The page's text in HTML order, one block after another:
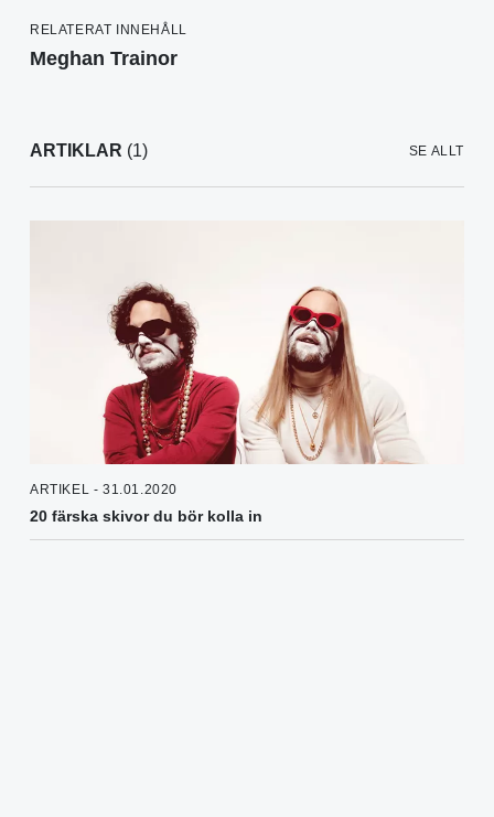
RELATERAT INNEHÅLL
Meghan Trainor
ARTIKLAR (1) SE ALLT
ARTIKEL - 31.01.2020
20 färska skivor du bör kolla in